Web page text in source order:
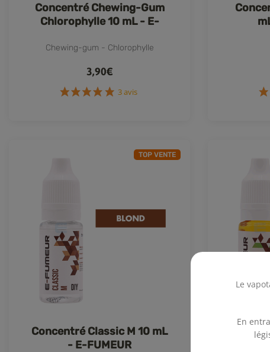
Le
En
Concentré Chewing-Gum
Chlorophylle 10 mL - E-
Chewing-gum - Chlorophylle
3,90€
TOP VENTE
Concentré Classic M 10 mL
- E-FUMEUR